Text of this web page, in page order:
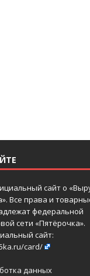
сайт о
Все права и
федеральной
сети «Пятёрочка».
сайт:
card/
данных